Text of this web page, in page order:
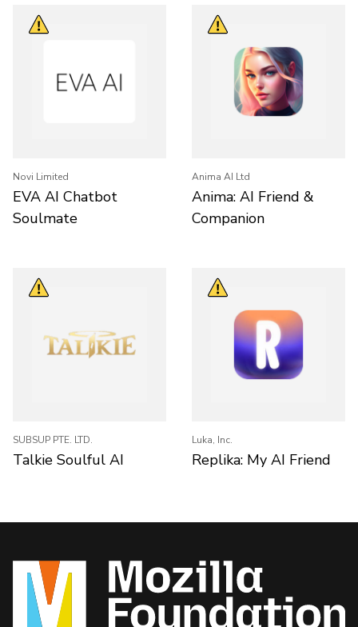
Novi Limited
EVA AI Chatbot
Soulmate
Anima AI Ltd
Anima: AI Friend &
Companion
SUBSUP PTE. LTD.
Talkie Soulful AI
Luka, Inc.
Replika: My AI Friend